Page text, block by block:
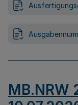
MB.NRW